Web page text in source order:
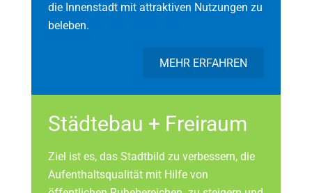
die Innenstadt mit attraktiven Nutzungen zu
beleben.
MEHR ERFAHREN
Städtebau + Freiraum
Ziel ist es, das Stadtbild zu verbessern, die
Aufenthaltsqualität mit Hilfe von